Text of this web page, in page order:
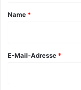
a
Name *
E-Mail-Adresse *